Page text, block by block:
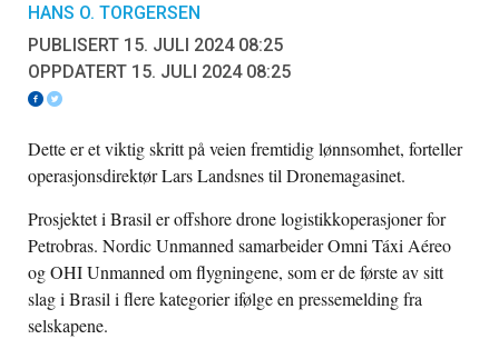
HANS O. TORGERSEN
PUBLISERT 15. JULI 2024 08:25
OPPDATERT 15. JULI 2024 08:25
Dette er et viktig skritt på veien fremtidig lønnsomhet, forteller
operasjonsdirektør Lars Landsnes til Dronemagasinet.
Prosjektet i Brasil er offshore drone logistikkoperasjoner for
Petrobras. Nordic Unmanned samarbeider Omni Táxi Aéreo
og OHI Unmanned om flygningene, som er de første av sitt
slag i Brasil i flere kategorier ifølge en pressemelding fra
selskapene.